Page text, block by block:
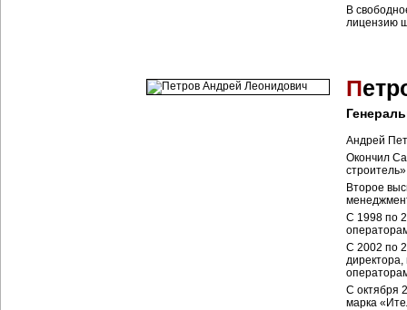
В
лицензию
П
Андрей
Окончил
Второе
С 1998 по
С 2002 по
С октября
марка